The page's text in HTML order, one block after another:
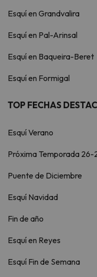
Esquí en Grandvalira
Esquí en Pal-Arinsal
Esquí en Baqueira-Beret
Esquí en Formigal
TOP FECHAS
Esquí Verano
Próxima Temporada 26-
Puente de Diciembre
Esquí Navidad
Fin de año
Esquí en Reyes
Esquí Fin de Semana